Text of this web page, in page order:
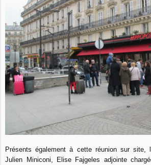
Présents également à cette réunion sur site,
Julien Miniconi,
Elise Fajgeles adjointe